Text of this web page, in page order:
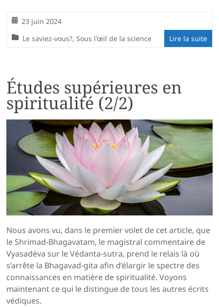
23 juin 2024
Le saviez-vous?, Sous l'œil de la science Lire la suite
Études supérieures en
spiritualité (2/2)
Nous avons vu, dans le premier volet de cet article, que
le Shrimad-Bhagavatam, le magistral commentaire de
Vyasadéva sur le Védanta-sutra, prend le relais là où
s’arrête la Bhagavad-gita afin d’élargir le spectre des
connaissances en matière de spiritualité. Voyons
maintenant ce qui le distingue de tous les autres écrits
védiques.